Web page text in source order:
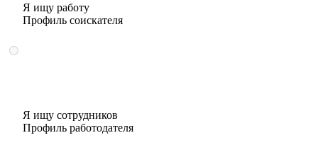
Я ищу работу
Профиль соискателя
Я ищу сотрудников
Профиль работодателя